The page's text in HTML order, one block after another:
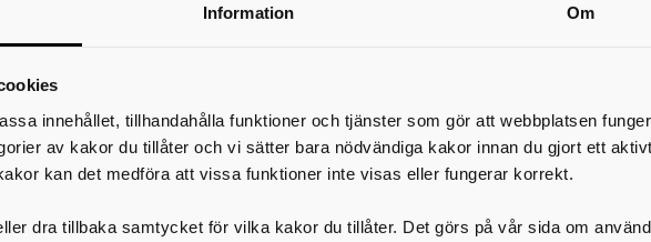
Information Om
innehållet, tillhandahålla funktioner och tjänster som gör att webbplatsen
av kakor du tillåter och vi sätter bara nödvändiga kakor innan du gjort ett
kan det medföra att vissa funktioner inte visas eller fungerar korrekt.
dra tillbaka samtycket för vilka kakor du tillåter. Det görs på vår sida om
Läs mer om konstnärerna i tidslinjen och se programpunkterna i
evenemangkalendern, längre ner på denna sida.